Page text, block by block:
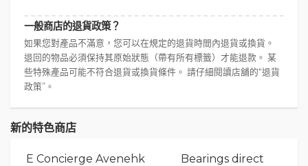
一般商店的退貨政策？
如果您對產品不滿意，您可以在規定的退貨時間內退貨或換貨。
退回的物品必須保持其原始狀態（帶有所有標籤）才能退款。 某
些特殊產品可能不符合退貨或換貨條件。 請仔細閱讀店舖的“退貨
政策”。
新的特色商店
E Concierge Avenehk Bearings direct